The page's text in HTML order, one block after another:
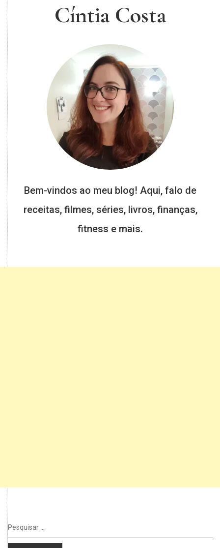
Cíntia Costa
Bem-vindos ao meu blog! Aqui, falo de
receitas, filmes, séries, livros, finanças,
fitness e mais.
Pesquisar
por: